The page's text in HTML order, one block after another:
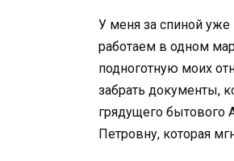
У меня за спиной уже
работаем в одном
подноготную моих
забрать документы,
грядущего бытового
Петровну, которая